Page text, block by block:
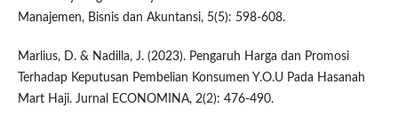
Manajemen, Bisnis dan Akuntansi, 5(5): 598-608.
Marlius, D. & Nadilla, J. (2023). Pengaruh Harga dan Promosi
Terhadap Keputusan Pembelian Konsumen Y.O.U Pada Hasanah
Mart Haji. Jurnal ECONOMINA, 2(2): 476-490.